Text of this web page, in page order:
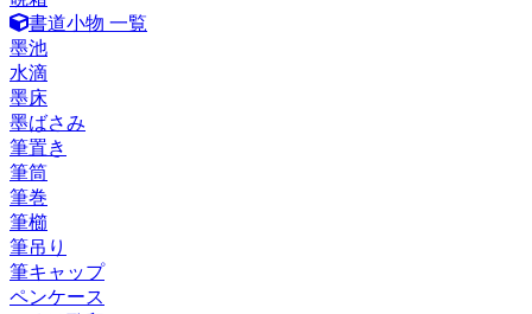
書道小物 一覧
墨池
水滴
墨床
墨ばさみ
筆置き
筆筒
筆巻
筆櫛
筆吊り
筆キャップ
ペンケース